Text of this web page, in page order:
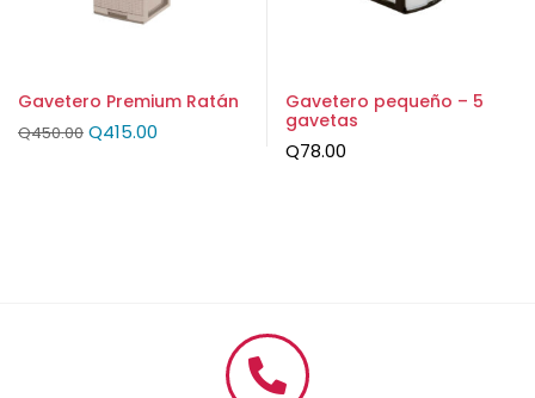
Gavetero Premium Ratán
Q450.00 Q415.00
Gavetero pequeño – 5
gavetas
Q78.00